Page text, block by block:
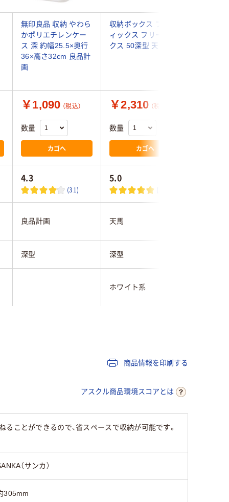
無印良品 収納 やわら
かポリエチレンケー
ス 深 約幅25.5×奥行
36×高さ32cm 良品計
画
収納ボックス プロフ
ィックス フリーボッ
クス 50深型 天馬
￥1,090 （税込）
数量
カゴへ
￥2,310 （税込）
数量
カゴへ
4.3
(31)
5.0
(2)
良品計画 天馬
深型 深型
ホワイト系
商品情報を印刷する
アスクル商品環境スコアとは
ことができるので、省スペースで収納が可能です。
（サンカ）
305mm